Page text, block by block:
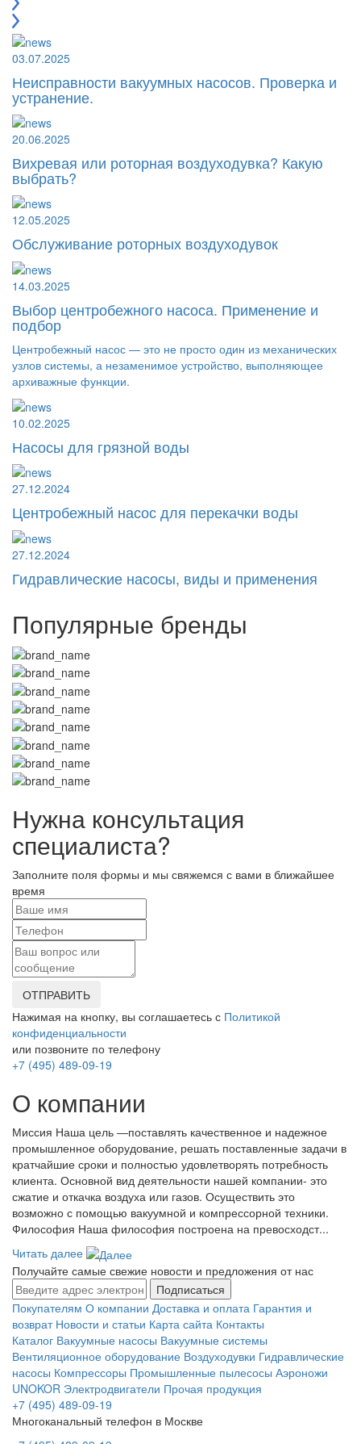
03.07.2025
Неисправности вакуумных насосов. Проверка и
устранение.
20.06.2025
Вихревая или роторная воздуходувка? Какую
выбрать?
12.05.2025
Обслуживание роторных воздуходувок
14.03.2025
Выбор центробежного насоса. Применение и
подбор
Центробежный насос — это не просто один из механических
узлов системы, а незаменимое устройство, выполняющее
архиважные функции.
10.02.2025
Насосы для грязной воды
27.12.2024
Центробежный насос для перекачки воды
27.12.2024
Гидравлические насосы, виды и применения
Популярные бренды
Нужна консультация
специалиста?
Заполните поля формы и мы свяжемся с вами в ближайшее
время
ОТПРАВИТЬ
Нажимая на кнопку, вы соглашаетесь с Политикой
конфиденциальности
или позвоните по телефону
+7 (495) 489-09-19
О компании
Миссия Наша цель ―поставлять качественное и надежное
промышленное оборудование, решать поставленные задачи в
кратчайшие сроки и полностью удовлетворять потребность
клиента. Основной вид деятельности нашей компании- это
сжатие и откачка воздуха или газов. Осуществить это
возможно с помощью вакуумной и компрессорной техники.
Философия Наша философия построена на превосходст...
Читать далее
Получайте самые свежие новости и предложения от нас
Подписаться
Покупателям О компании Доставка и оплата Гарантия и
возврат Новости и статьи Карта сайта Контакты
Каталог Вакуумные насосы Вакуумные системы
Вентиляционное оборудование Воздуходувки Гидравлические
насосы Компрессоры Промышленные пылесосы Аэроножи
UNOKOR Электродвигатели Прочая продукция
+7 (495) 489-09-19
Многоканальный телефон в Москве